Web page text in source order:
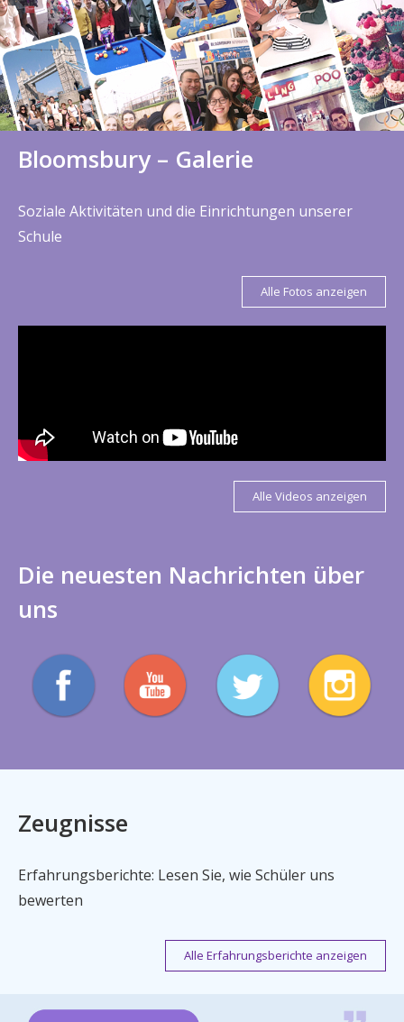
Bloomsbury – Galerie
Soziale Aktivitäten und die Einrichtungen unserer
Schule
Alle Fotos anzeigen
Alle Videos anzeigen
Die neuesten Nachrichten über
uns
Zeugnisse
Erfahrungsberichte: Lesen Sie, wie Schüler uns
bewerten
Alle Erfahrungsberichte anzeigen